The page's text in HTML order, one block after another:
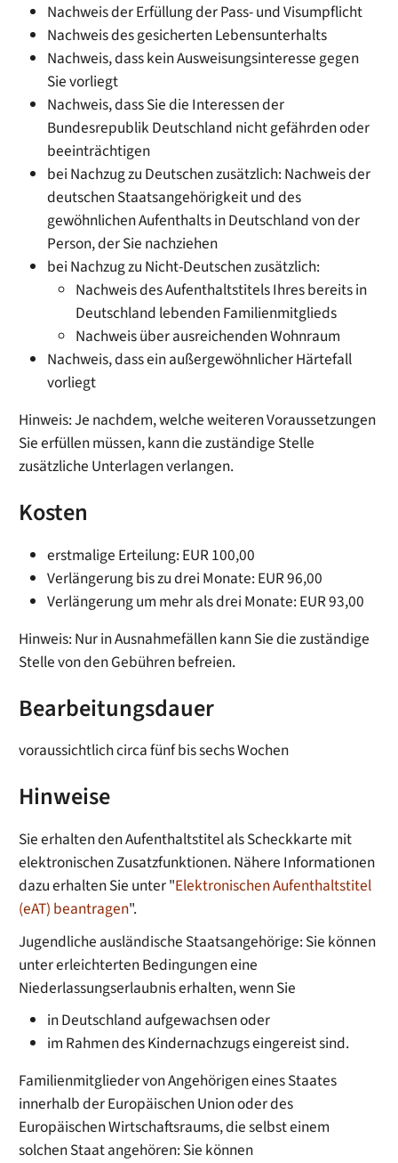
Nachweis der Erfüllung der Pass- und Visumpflicht
Nachweis des gesicherten Lebensunterhalts
Nachweis, dass kein Ausweisungsinteresse gegen
Sie vorliegt
Nachweis, dass Sie die Interessen der
Bundesrepublik Deutschland nicht gefährden oder
beeinträchtigen
bei Nachzug zu Deutschen zusätzlich: Nachweis der
deutschen Staatsangehörigkeit und des
gewöhnlichen Aufenthalts in Deutschland von der
Person, der Sie nachziehen
bei Nachzug zu Nicht-Deutschen zusätzlich:
Nachweis des Aufenthaltstitels Ihres bereits in
Deutschland lebenden Familienmitglieds
Nachweis über ausreichenden Wohnraum
Nachweis, dass ein außergewöhnlicher Härtefall
vorliegt
Hinweis: Je nachdem, welche weiteren Voraussetzungen
Sie erfüllen müssen, kann die zuständige Stelle
zusätzliche Unterlagen verlangen.
Kosten
erstmalige Erteilung: EUR 100,00
Verlängerung bis zu drei Monate: EUR 96,00
Verlängerung um mehr als drei Monate: EUR 93,00
Hinweis: Nur in Ausnahmefällen kann Sie die zuständige
Stelle von den Gebühren befreien.
Bearbeitungsdauer
voraussichtlich circa fünf bis sechs Wochen
Hinweise
Sie erhalten den Aufenthaltstitel als Scheckkarte mit
elektronischen Zusatzfunktionen. Nähere Informationen
dazu erhalten Sie unter "Elektronischen Aufenthaltstitel
(eAT) beantragen".
Jugendliche ausländische Staatsangehörige: Sie können
unter erleichterten Bedingungen eine
Niederlassungserlaubnis erhalten, wenn Sie
in Deutschland aufgewachsen oder
im Rahmen des Kindernachzugs eingereist sind.
Familienmitglieder von Angehörigen eines Staates
innerhalb der Europäischen Union oder des
Europäischen Wirtschaftsraums, die selbst einem
solchen Staat angehören: Sie können